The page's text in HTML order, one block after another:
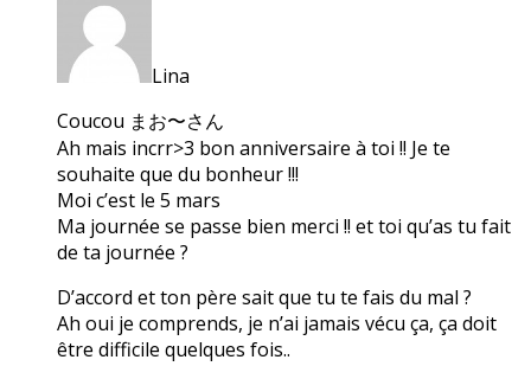
Lina
Coucou まお〜さん
Ah mais incrr>3 bon anniversaire à toi !! Je te
souhaite que du bonheur !!!
Moi c’est le 5 mars
Ma journée se passe bien merci !! et toi qu’as tu fait
de ta journée ?
D’accord et ton père sait que tu te fais du mal ?
Ah oui je comprends, je n’ai jamais vécu ça, ça doit
être difficile quelques fois..